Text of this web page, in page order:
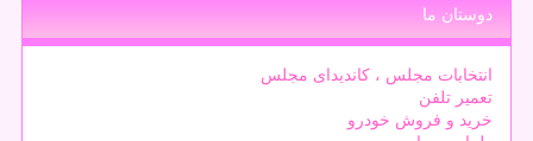
دوستان ما
انتخابات مجلس ، کاندیدای مجلس
تعمیر تلفن
خرید و فروش خودرو